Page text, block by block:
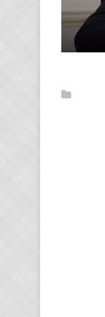
من
وزارة
الاجتماعي